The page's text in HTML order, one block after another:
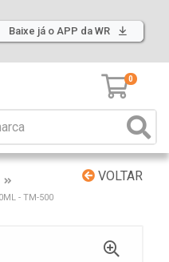
Baixe já o APP da WR
0
VOLTAR
- TM-500